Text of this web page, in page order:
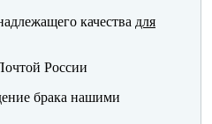
качества для
России
брака нашими